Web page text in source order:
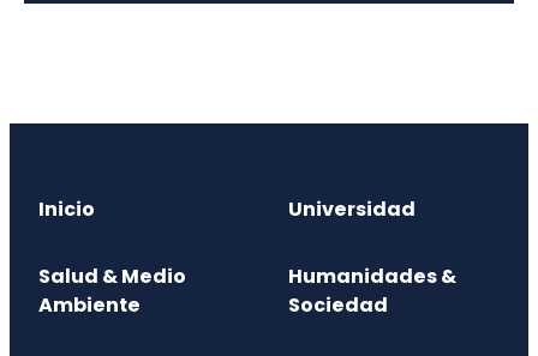
Inicio Universidad
Salud & Medio
Ambiente
Humanidades &
Sociedad